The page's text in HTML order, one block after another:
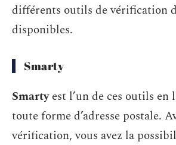
différents outils de vérification
disponibles.
Smarty
Smartyest l’un de ces outils en
toute forme d’adresse postale.
vérification, vous avez la